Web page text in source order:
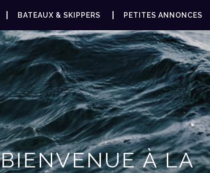
BATEAUX & SKIPPERS PETITES ANNONCES
BIENVENUE À LA